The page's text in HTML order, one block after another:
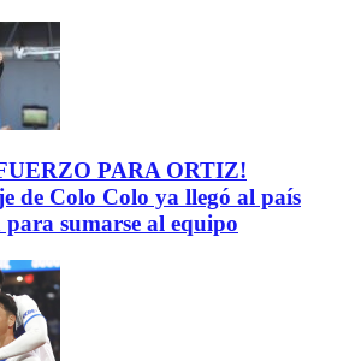
PARA ORTIZ!
de Colo Colo ya llegó al país
para sumarse al equipo